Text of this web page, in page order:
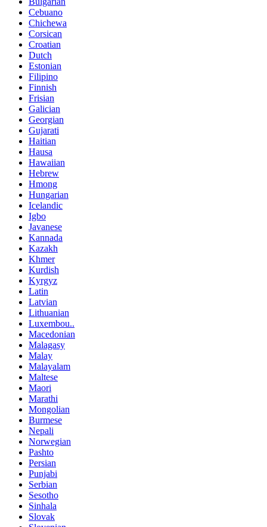
Cebuano
Chichewa
Corsican
Croatian
Dutch
Estonian
Filipino
Finnish
Frisian
Galician
Georgian
Gujarati
Haitian
Hausa
Hawaiian
Hebrew
Hmong
Hungarian
Icelandic
Igbo
Javanese
Kannada
Kazakh
Khmer
Kurdish
Kyrgyz
Latin
Latvian
Lithuanian
Luxembou..
Macedonian
Malagasy
Malay
Malayalam
Maltese
Maori
Marathi
Mongolian
Burmese
Nepali
Norwegian
Pashto
Persian
Punjabi
Serbian
Sesotho
Sinhala
Slovak